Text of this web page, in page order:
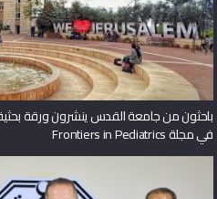
باحثون من جامعة القدس ينشرون ورقة بحثية
في مجلة Frontiers in Pediatrics